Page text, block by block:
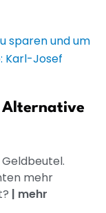
Alternative
mehr
| mehr